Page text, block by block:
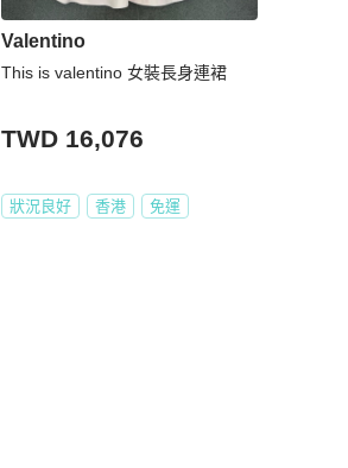
Valentino
This is valentino 女裝長身連裙
TWD 16,076
狀況良好 香港 免運